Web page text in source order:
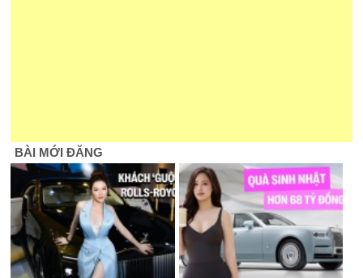
BÀI MỚI ĐĂNG